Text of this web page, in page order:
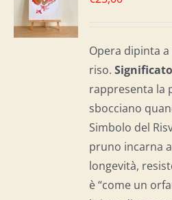
Opera dipinta
riso.
rappresenta la
sbocciano
Simbolo del
pruno incarna
longevità,
è “come un